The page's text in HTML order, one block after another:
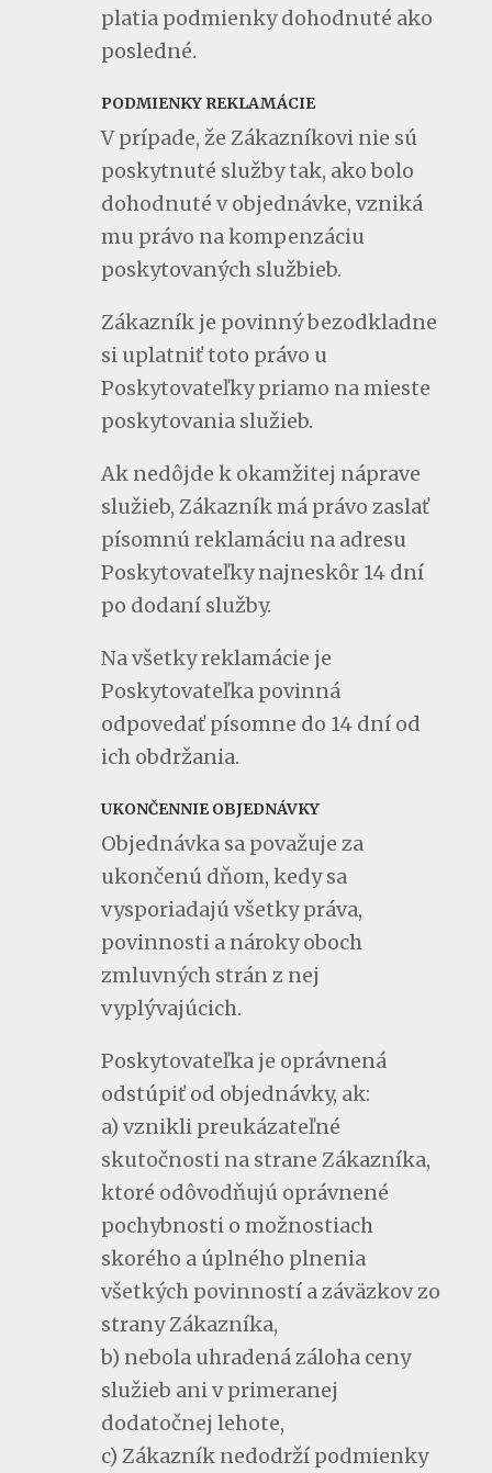
platia podmienky dohodnuté ako
posledné.
PODMIENKY REKLAMÁCIE
V prípade, že Zákazníkovi nie sú
poskytnuté služby tak, ako bolo
dohodnuté v objednávke, vzniká
mu právo na kompenzáciu
poskytovaných službieb.
Zákazník je povinný bezodkladne
si uplatniť toto právo u
Poskytovateľky priamo na mieste
poskytovania služieb.
Ak nedôjde k okamžitej náprave
služieb, Zákazník má právo zaslať
písomnú reklamáciu na adresu
Poskytovateľky najneskôr 14 dní
po dodaní služby.
Na všetky reklamácie je
Poskytovateľka povinná
odpovedať písomne do 14 dní od
ich obdržania.
UKONČENNIE OBJEDNÁVKY
Objednávka sa považuje za
ukončenú dňom, kedy sa
vysporiadajú všetky práva,
povinnosti a nároky oboch
zmluvných strán z nej
vyplývajúcich.
Poskytovateľka je oprávnená
odstúpiť od objednávky, ak:
a) vznikli preukázateľné
skutočnosti na strane Zákazníka,
ktoré odôvodňujú oprávnené
pochybnosti o možnostiach
skorého a úplného plnenia
všetkých povinností a záväzkov zo
strany Zákazníka,
b) nebola uhradená záloha ceny
služieb ani v primeranej
dodatočnej lehote,
c) Zákazník nedodrží podmienky